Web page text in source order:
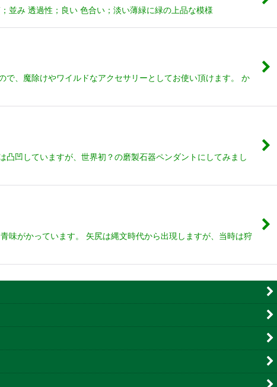
並み 透過性；良い 色合い；淡い薄緑に緑の上品な模様
、魔除けやワイルドなアクセサリーとしてお使い頂けます。 か
凹していますが、世界初？の磨製石器ペンダントにしてみまし
味がかっています。 矢尻は縄文時代から出現しますが、当時は狩